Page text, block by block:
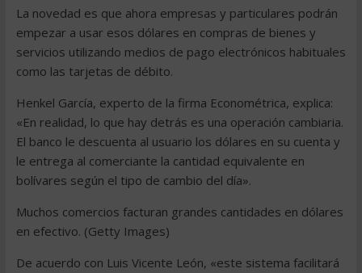
La novedad es que ahora empresas y particulares podrán
empezar a usar esos dólares en compras de bienes y
servicios utilizando medios de pago electrónicos habituales
como las tarjetas de débito.
Henkel García, experto de la firma Econométrica, explica:
«En realidad, lo que hay detrás es una operación cambiaria.
El banco le descuenta al usuario los dólares en su cuenta y
le entrega al comerciante la cantidad equivalente en
bolívares según el tipo de cambio del día».
Muchos comercios facturan grandes cantidades en dólares
en efectivo. (Getty Images)
De acuerdo con Luis Vicente León, «este sistema facilitará